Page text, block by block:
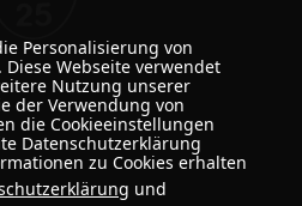
Personalisierung von
Webseite verwendet
Nutzung unserer
der Verwendung von
die Cookieeinstellungen
Datenschutzerklärung
zu Cookies erhalten
und